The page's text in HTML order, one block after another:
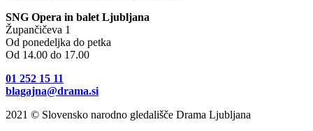
SNG Opera in balet Ljubljana
Župančičeva 1
Od ponedeljka do petka
Od 14.00 do 17.00
01 252 15 11
blagajna@drama.si
2021 © Slovensko narodno gledališče Drama Ljubljana